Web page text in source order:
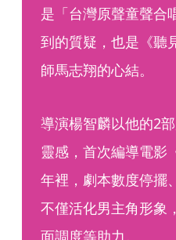
是「台灣原聲童聲合
到的質疑，也是《聽
師馬志翔的心結。
導演楊智麟以他的2
靈感，首次編導電影
年裡，劇本數度停擺
不僅活化男主角形象
面調度等助力。